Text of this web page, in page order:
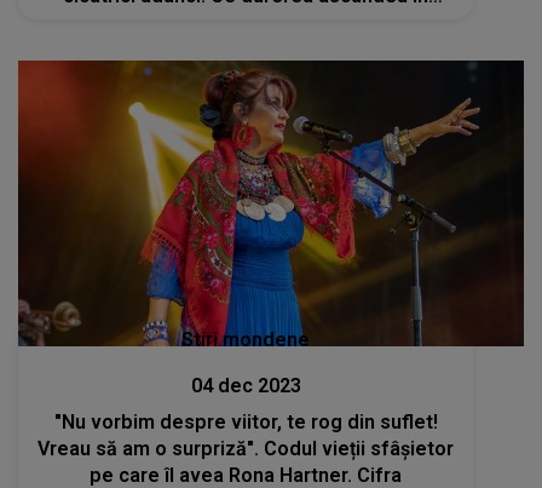
Stiri mondene
04 dec 2023
"Nu vorbim despre viitor, te rog din suflet!
Vreau să am o surpriză". Codul vieții sfâșietor
pe care îl avea Rona Hartner. Cifra